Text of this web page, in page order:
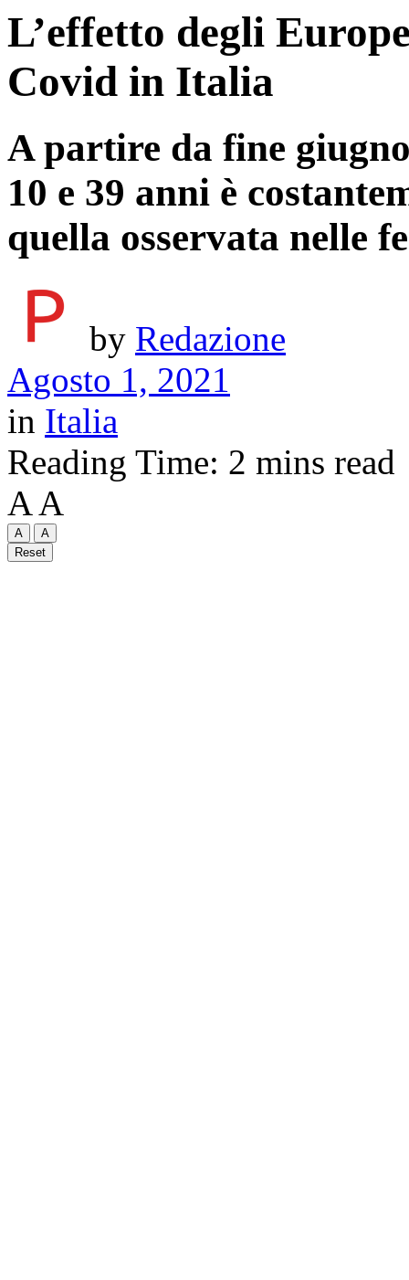
L’effetto degli
Covid in Italia
A partire da fine
10 e 39 anni è
quella osservata nelle
by Redazione
Agosto 1, 2021
in Italia
Reading Time: 2 mins read
A A
A
A
Reset